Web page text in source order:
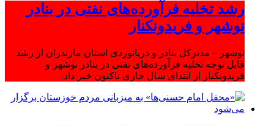
رشد تخلیه فرآورده‌های نفتی در بنادر
نوشهر و فریدونکنار
نوشهر – مدیرکل بنادر و دریانوردی استان مازندران از رشد
قابل توجه تخلیه فرآورده‌های نفتی در بنادر نوشهر و
فریدونکنار از ابتدای سال جاری تاکنون خبر داد.